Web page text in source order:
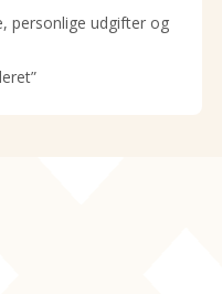
personlige udgifter og